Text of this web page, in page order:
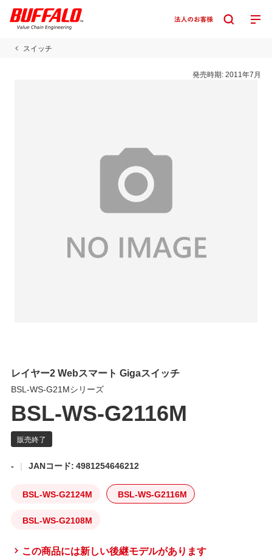
スイッチ
発売時期:2011年7月
レイヤー2 Webスマート Gigaスイッチ
BSL-WS-G21Mシリーズ
BSL-WS-G2116M
- JANコード: 4981254646212
BSL-WS-G2124M BSL-WS-G2116M
BSL-WS-G2108M
この商品には新しい後継モデルがあります